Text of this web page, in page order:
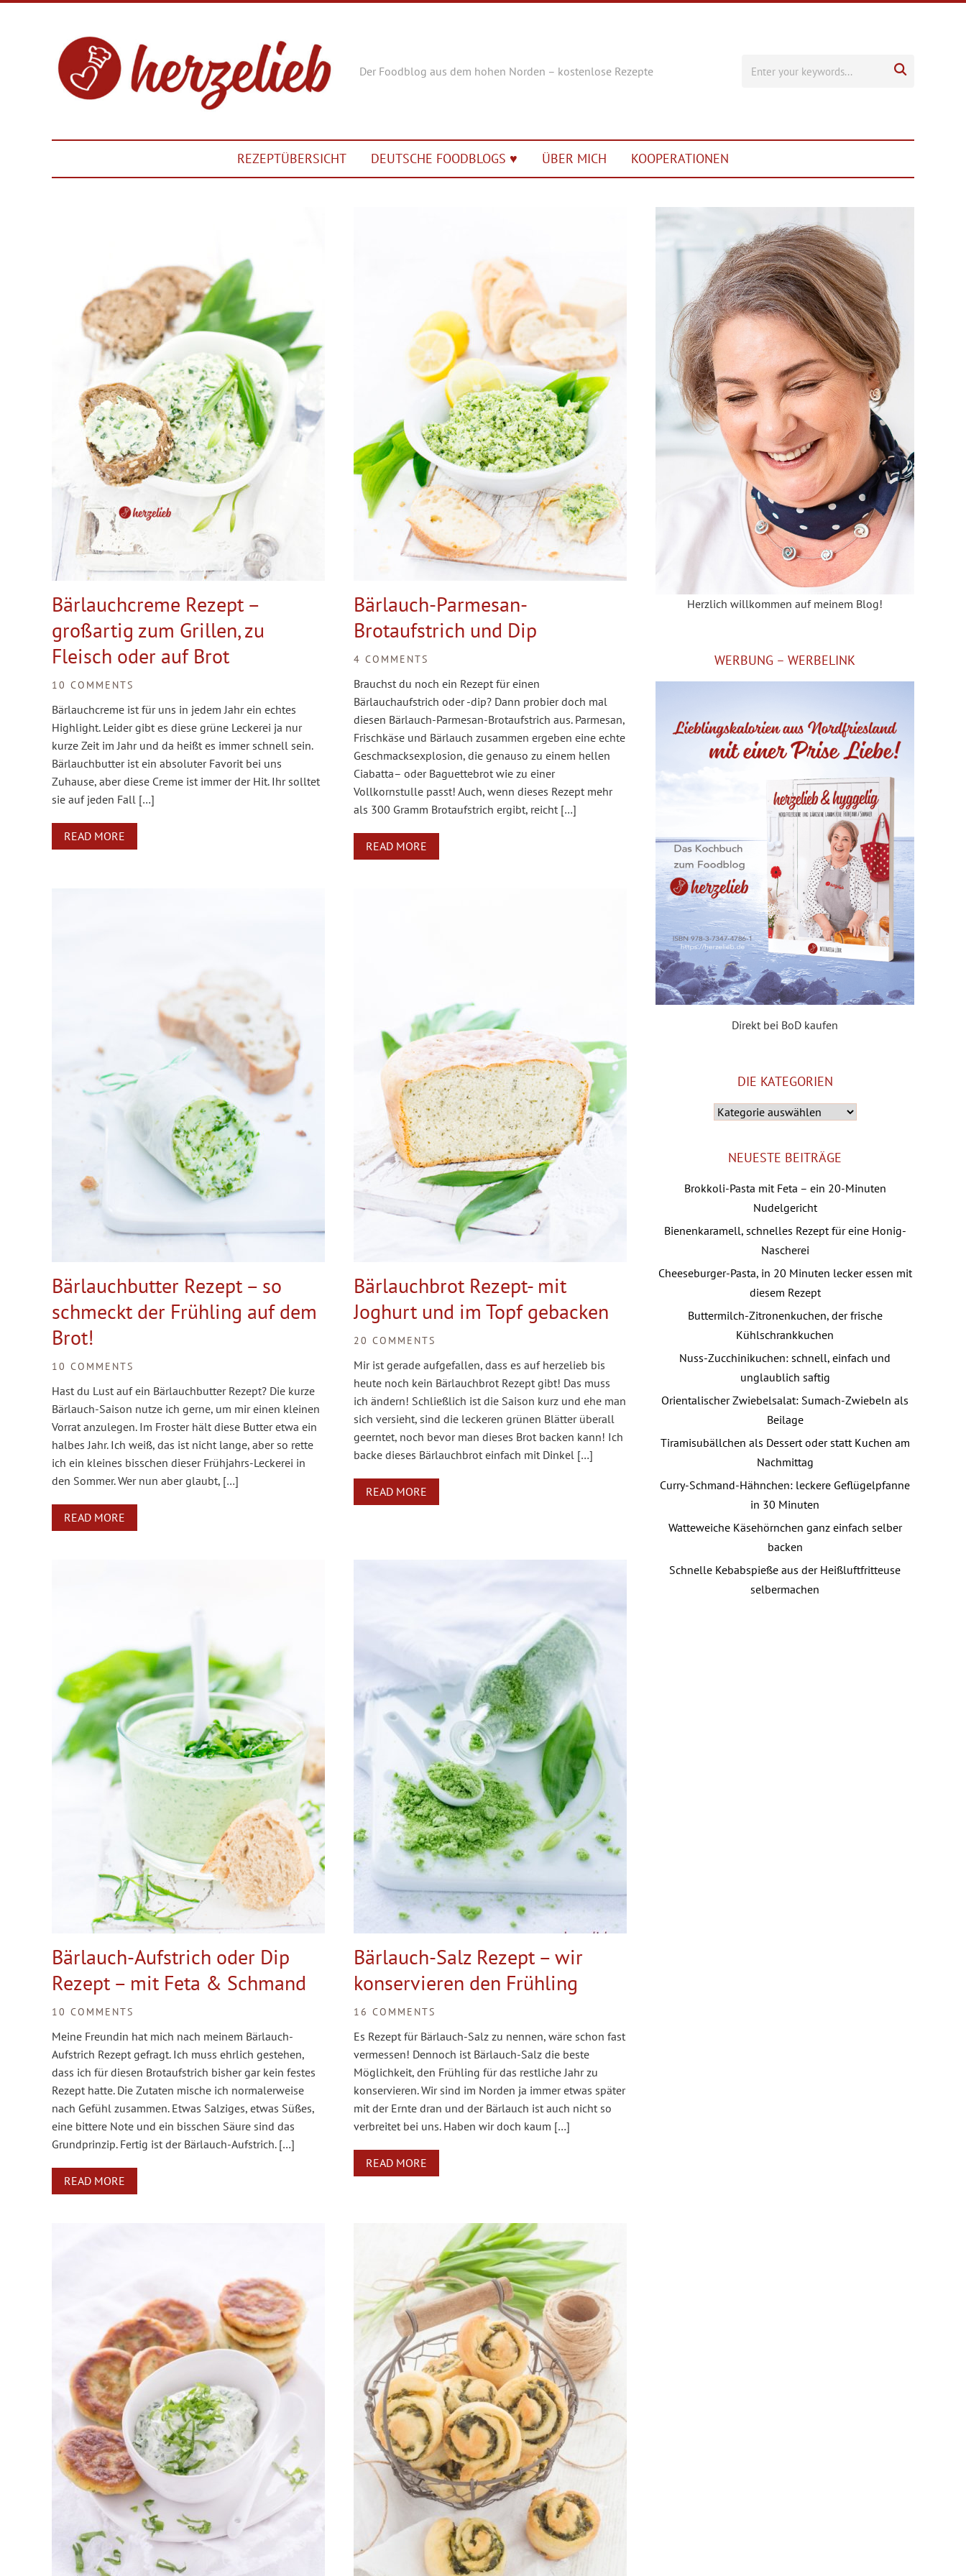
Der Foodblog aus dem hohen Norden – kostenlose Rezepte 
REZEPTÜBERSICHT DEUTSCHE FOODBLOGS ♥︎ ÜBER MICH KOOPERATIONEN
Bärlauchcreme Rezept –
großartig zum Grillen, zu
Fleisch oder auf Brot
10 COMMENTS
Bärlauchcreme ist für uns in jedem Jahr ein echtes
Highlight. Leider gibt es diese grüne Leckerei ja nur
kurze Zeit im Jahr und da heißt es immer schnell sein.
Bärlauchbutter ist ein absoluter Favorit bei uns
Zuhause, aber diese Creme ist immer der Hit. Ihr solltet
sie auf jeden Fall […]
READ MORE
Bärlauch-Parmesan-
Brotaufstrich und Dip
4 COMMENTS
Brauchst du noch ein Rezept für einen
Bärlauchaufstrich oder -dip? Dann probier doch mal
diesen Bärlauch-Parmesan-Brotaufstrich aus. Parmesan,
Frischkäse und Bärlauch zusammen ergeben eine echte
Geschmacksexplosion, die genauso zu einem hellen
Ciabatta– oder Baguettebrot wie zu einer
Vollkornstulle passt! Auch, wenn dieses Rezept mehr
als 300 Gramm Brotaufstrich ergibt, reicht […]
READ MORE
Bärlauchbutter Rezept – so
schmeckt der Frühling auf dem
Brot!
10 COMMENTS
Hast du Lust auf ein Bärlauchbutter Rezept? Die kurze
Bärlauch-Saison nutze ich gerne, um mir einen kleinen
Vorrat anzulegen. Im Froster hält diese Butter etwa ein
halbes Jahr. Ich weiß, das ist nicht lange, aber so rette
ich ein kleines bisschen dieser Frühjahrs-Leckerei in
den Sommer. Wer nun aber glaubt, […]
READ MORE
Bärlauchbrot Rezept- mit
Joghurt und im Topf gebacken
20 COMMENTS
Mir ist gerade aufgefallen, dass es auf herzelieb bis
heute noch kein Bärlauchbrot Rezept gibt! Das muss
ich ändern! Schließlich ist die Saison kurz und ehe man
sich versieht, sind die leckeren grünen Blätter überall
geerntet, noch bevor man dieses Brot backen kann! Ich
backe dieses Bärlauchbrot einfach mit Dinkel […]
READ MORE
Bärlauch-Aufstrich oder Dip
Rezept – mit Feta & Schmand
10 COMMENTS
Meine Freundin hat mich nach meinem Bärlauch-
Aufstrich Rezept gefragt. Ich muss ehrlich gestehen,
dass ich für diesen Brotaufstrich bisher gar kein festes
Rezept hatte. Die Zutaten mische ich normalerweise
nach Gefühl zusammen. Etwas Salziges, etwas Süßes,
eine bittere Note und ein bisschen Säure sind das
Grundprinzip. Fertig ist der Bärlauch-Aufstrich. […]
READ MORE
Bärlauch-Salz Rezept – wir
konservieren den Frühling
16 COMMENTS
Es Rezept für Bärlauch-Salz zu nennen, wäre schon fast
vermessen! Dennoch ist Bärlauch-Salz die beste
Möglichkeit, den Frühling für das restliche Jahr zu
konservieren. Wir sind im Norden ja immer etwas später
mit der Ernte dran und der Bärlauch ist auch nicht so
verbreitet bei uns. Haben wir doch kaum […]
READ MORE
Herzlich willkommen auf meinem Blog!
WERBUNG – WERBELINK
Direkt bei BoD kaufen
DIE KATEGORIEN
NEUESTE BEITRÄGE
Brokkoli-Pasta mit Feta – ein 20-Minuten
Nudelgericht
Bienenkaramell, schnelles Rezept für eine Honig-
Nascherei
Cheeseburger-Pasta, in 20 Minuten lecker essen mit
diesem Rezept
Buttermilch-Zitronenkuchen, der frische
Kühlschrankkuchen
Nuss-Zucchinikuchen: schnell, einfach und
unglaublich saftig
Orientalischer Zwiebelsalat: Sumach-Zwiebeln als
Beilage
Tiramisubällchen als Dessert oder statt Kuchen am
Nachmittag
Curry-Schmand-Hähnchen: leckere Geflügelpfanne
in 30 Minuten
Watteweiche Käsehörnchen ganz einfach selber
backen
Schnelle Kebabspieße aus der Heißluftfritteuse
selbermachen